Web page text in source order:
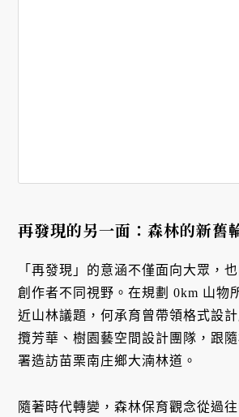
再發現的另一面：森林的新舊
「再發現」的意涵不僅面向大眾，
創作者不同視野。在規劃 0km 山物
近山林議題，何承育曾帶領格式設
攬芳華、樹園藝空間設計團隊，跟
署造訪苗栗南庄鄉大湳林道。
隨著時代轉變，森林保育觀念從過